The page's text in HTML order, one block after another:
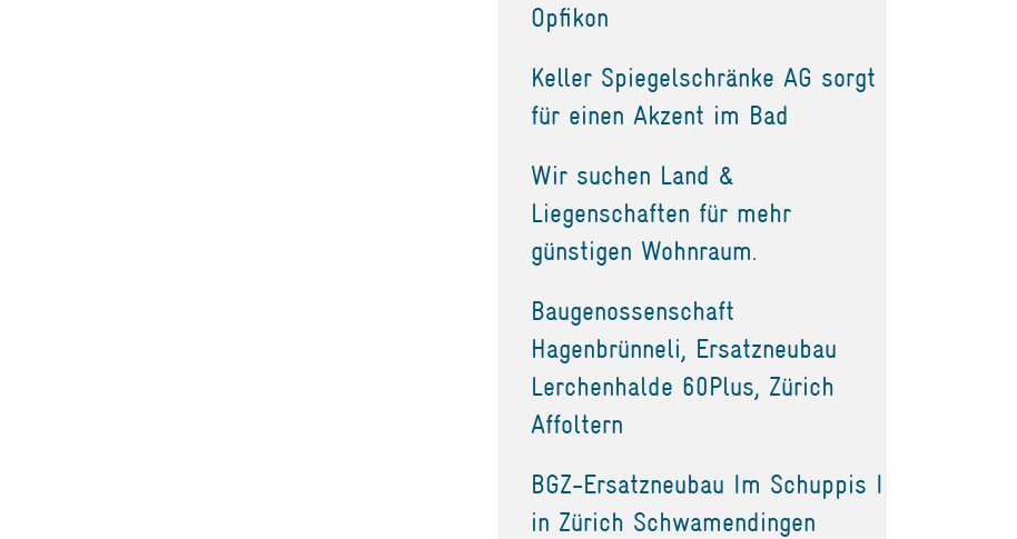
Opfikon
Keller Spiegelschränke AG sorgt
für einen Akzent im Bad
Wir suchen Land &
Liegenschaften für mehr
günstigen Wohnraum.
Baugenossenschaft
Hagenbrünneli, Ersatzneubau
Lerchenhalde 60Plus, Zürich
Affoltern
BGZ-Ersatzneubau Im Schuppis I
in Zürich Schwamendingen